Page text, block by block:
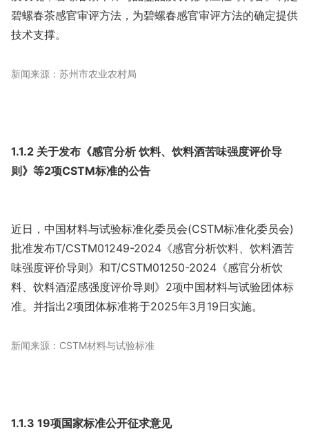
碧螺春茶感官审评方法，为碧螺春感官审评方法的确定提供
技术支撑。
新闻来源：苏州市农业农村局
1.1.2 关于发布《感官分析 饮料、饮料酒苦味强度评价导
则》等2项CSTM标准的公告
近日，中国材料与试验标准化委员会(CSTM标准化委员会)
批准发布T/CSTM01249-2024《感官分析饮料、饮料酒苦
味强度评价导则》和T/CSTM01250-2024《感官分析饮
料、饮料酒涩感强度评价导则》2项中国材料与试验团体标
准。并指出2项团体标准将于2025年3月19日实施。
新闻来源：CSTM材料与试验标准
1.1.3 19项国家标准公开征求意见